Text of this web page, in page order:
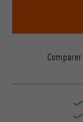
Comparer